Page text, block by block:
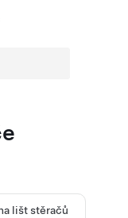
lišt stěračů